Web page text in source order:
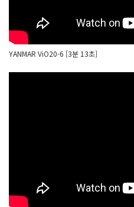
YANMAR ViO20-6 [3분 13초]